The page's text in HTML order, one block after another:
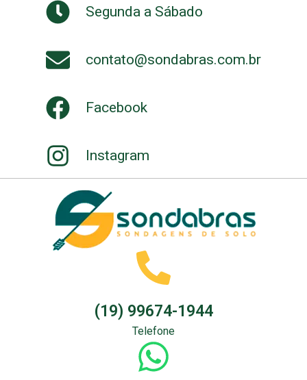
Segunda a Sábado
contato@sondabras.com.br
Facebook
Instagram
(19) 99674-1944
Telefone